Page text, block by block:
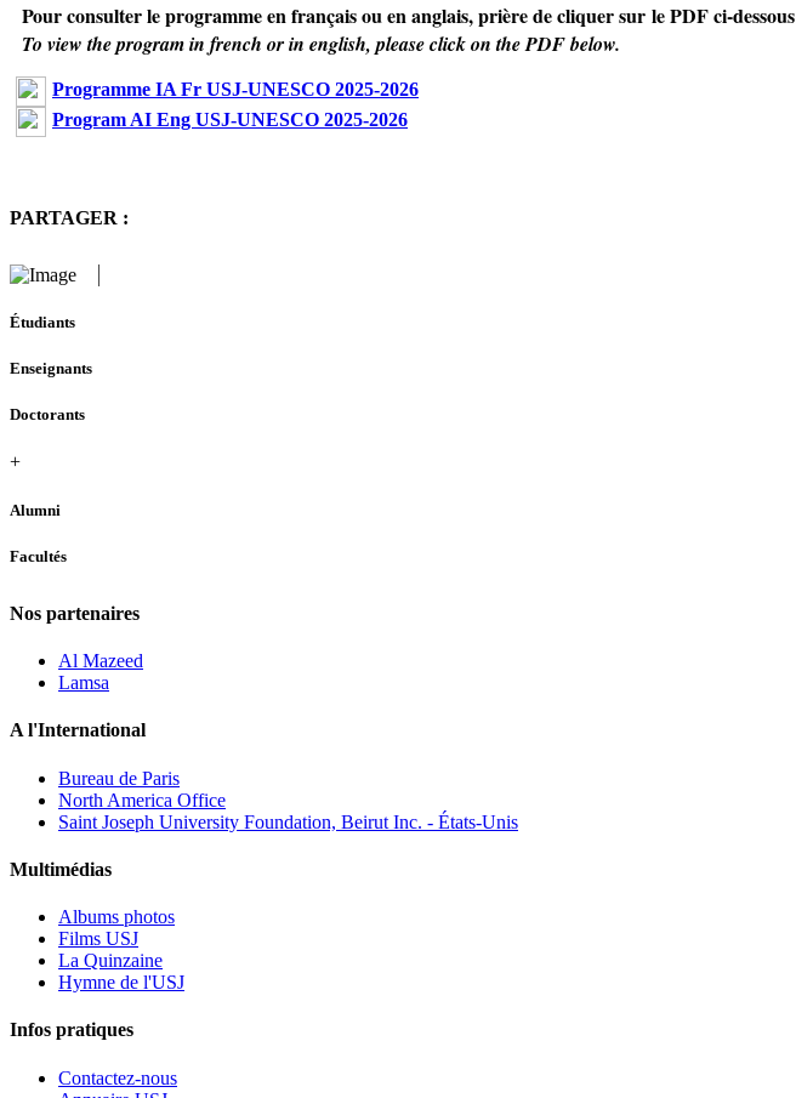
Pour consulter le programme en français ou en anglais, prière de cliquer sur le PDF ci-dessous
To view the program in french or in english, please click on the PDF below.
Programme IA Fr USJ-UNESCO 2025-2026
Program AI Eng USJ-UNESCO 2025-2026
PARTAGER :
Étudiants
Enseignants
Doctorants
+
Alumni
Facultés
Nos partenaires
Al Mazeed
Lamsa
A l'International
Bureau de Paris
North America Office
Saint Joseph University Foundation, Beirut Inc. - États-Unis
Multimédias
Albums photos
Films USJ
La Quinzaine
Hymne de l'USJ
Infos pratiques
Contactez-nous